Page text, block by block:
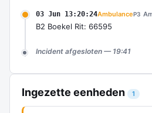
03 Jun 13:20:24AmbulanceP3
B2 Boekel Rit: 66595
Incident afgesloten — 19:41
Ingezette eenheden 1